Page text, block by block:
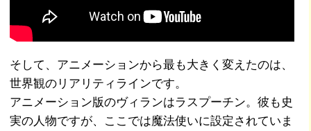
そして、アニメーションから最も大きく変えたのは、
世界観のリアリティラインです。
アニメーション版のヴィランはラスプーチン。彼も史
実の人物ですが、ここでは魔法使いに設定されていま